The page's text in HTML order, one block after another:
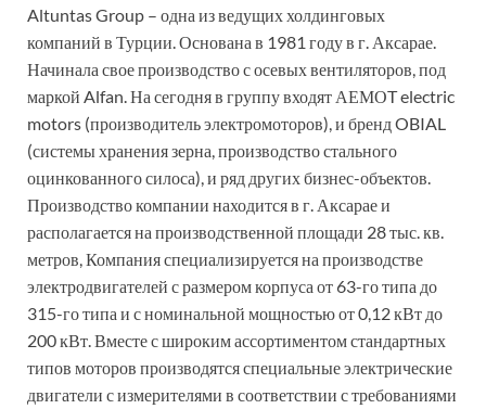
Altuntas Group – одна из ведущих холдинговых
компаний в Турции. Основана в 1981 году в г. Аксарае.
Начинала свое производство с осевых вентиляторов, под
маркой Alfan. На сегодня в группу входят АЕМОT electric
motors (производитель электромоторов), и бренд OBIAL
(системы хранения зерна, производство стального
оцинкованного силоса), и ряд других бизнес-объектов.
Производство компании находится в г. Аксарае и
располагается на производственной площади 28 тыс. кв.
метров, Компания специализируется на производстве
электродвигателей с размером корпуса от 63-го типа до
315-го типа и с номинальной мощностью от 0,12 кВт до
200 кВт. Вместе с широким ассортиментом стандартных
типов моторов производятся специальные электрические
двигатели с измерителями в соответствии с требованиями